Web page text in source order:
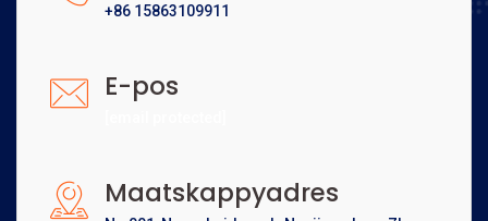
+86 15863109911
E-pos
Maatskappyadres